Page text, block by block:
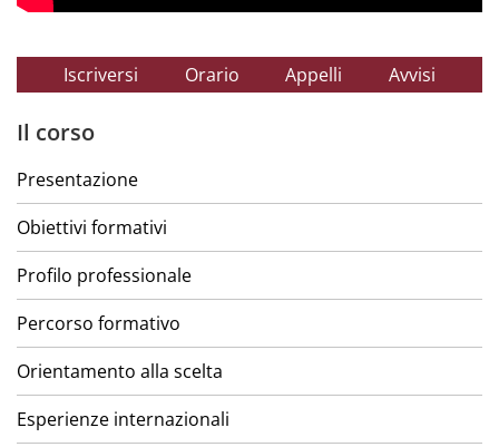
Iscriversi Orario Appelli Avvisi
Il corso
Presentazione
Obiettivi formativi
Profilo professionale
Percorso formativo
Orientamento alla scelta
Esperienze internazionali